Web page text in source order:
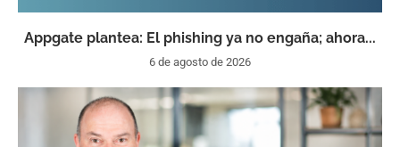
Appgate plantea: El phishing ya no engaña; ahora...
6 de agosto de 2026